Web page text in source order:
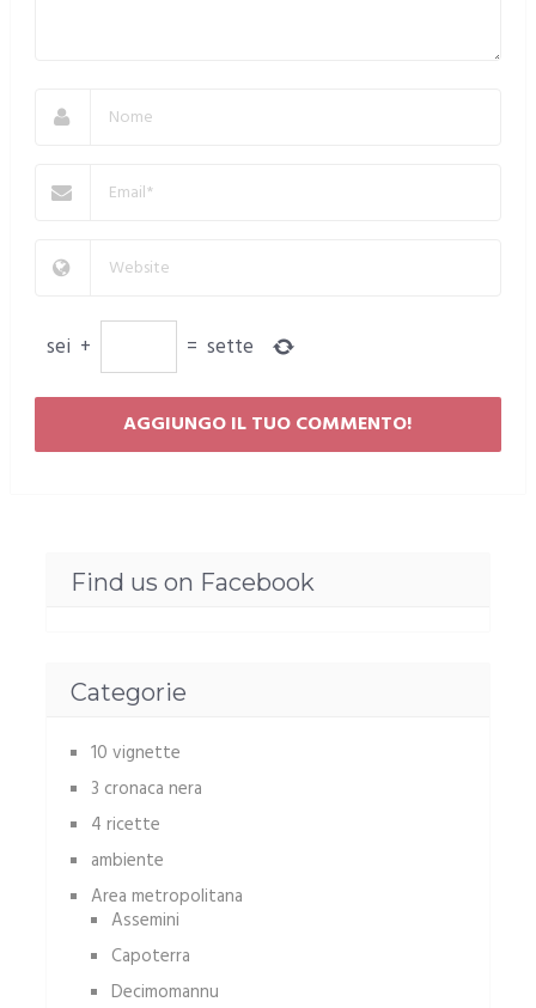
sei + = sette
Find us on Facebook
Categorie
10 vignette
3 cronaca nera
4 ricette
ambiente
Area metropolitana
Assemini
Capoterra
Decimomannu